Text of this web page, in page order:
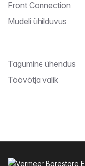
Front Connection
Mudeli ühilduvus
Tagumine ühendus
Töövõtja valik